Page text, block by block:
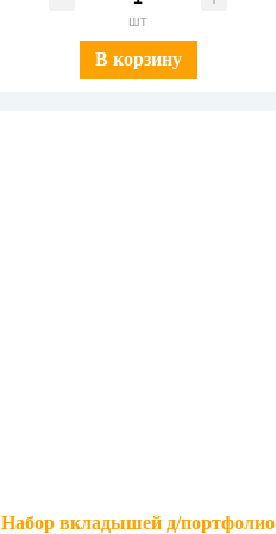
шт
В корзину
Набор вкладышей д/портфолио